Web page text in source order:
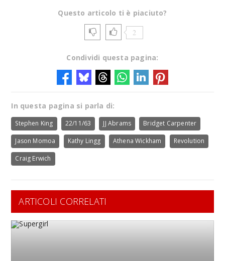
Questo articolo ti è piaciuto?
2
Condividi questa pagina:
In questa pagina si parla di:
Stephen King 22/11/63 JJ Abrams Bridget Carpenter
Jason Momoa Kathy Lingg Athena Wickham Revolution
Craig Erwich
ARTICOLI CORRELATI